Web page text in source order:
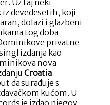
devedesetih, koji
dolazi i glazbeni
tog doba
privatne
izdanja kao
nova
Croatia
da surađuje s
kućom. U
je izdao njegov